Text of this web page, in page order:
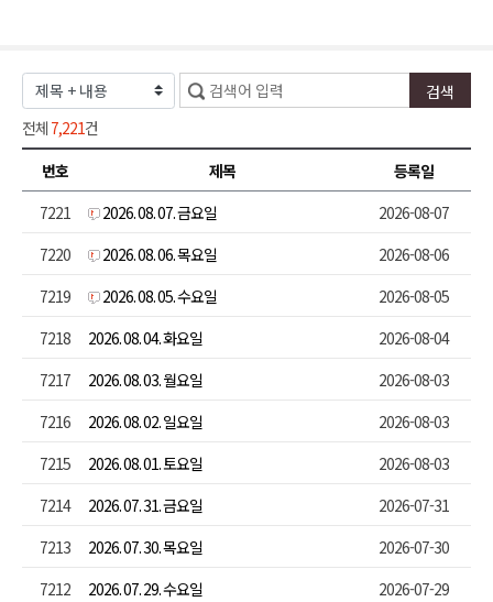
전체 7,221건
번호
제목
등록일
7221
2026. 08. 07. 금요일
2026-08-07
7220
2026. 08. 06. 목요일
2026-08-06
7219
2026. 08. 05. 수요일
2026-08-05
7218
2026. 08. 04. 화요일
2026-08-04
7217
2026. 08. 03. 월요일
2026-08-03
7216
2026. 08. 02. 일요일
2026-08-03
7215
2026. 08. 01. 토요일
2026-08-03
7214
2026. 07. 31. 금요일
2026-07-31
7213
2026. 07. 30. 목요일
2026-07-30
7212
2026. 07. 29. 수요일 2026-07-29